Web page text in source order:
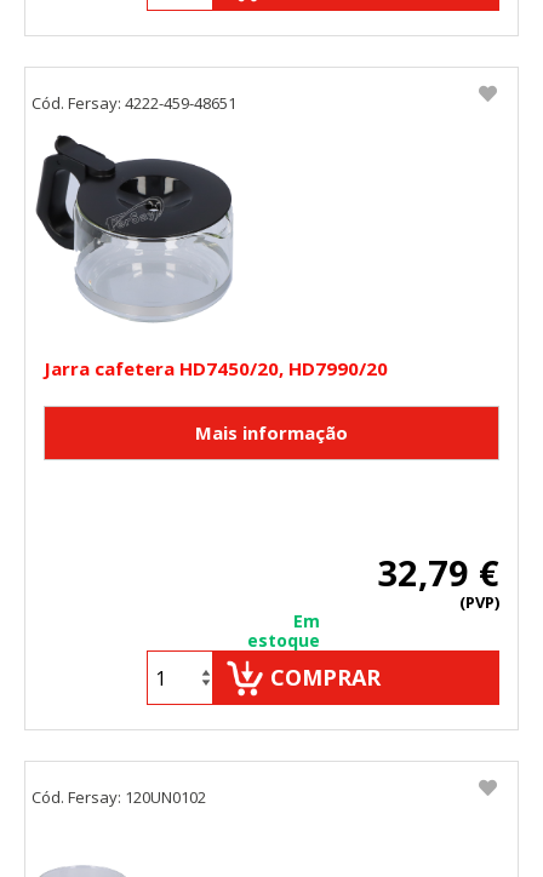
Jarra cafetera HD7450/20, HD7990/20
32,79 €
(PVP)
Em
estoque
COMPRAR
Cód. Fersay: 4222-459-48651
Cód. Fersay: 120UN0102